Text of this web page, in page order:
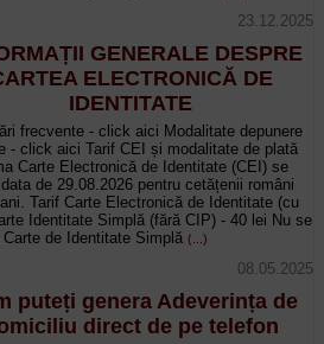
23.12.2025
GENERALE DESPRE
ELECTRONICĂ DE
IDENTITATE
frecvente - click aici Modalitate depunere
- click aici Tarif CEI și modalitate de plată
Carte Electronică de Identitate (CEI) se
de 29.08.2026 pentru cetățenii români
Tarif Carte Electronică de Identitate (cu
Identitate Simplă (fără CIP) - 40 lei Nu se
Carte de Identitate Simplă (...)
08.05.2025
puteți genera Adeverința de
direct de pe telefon